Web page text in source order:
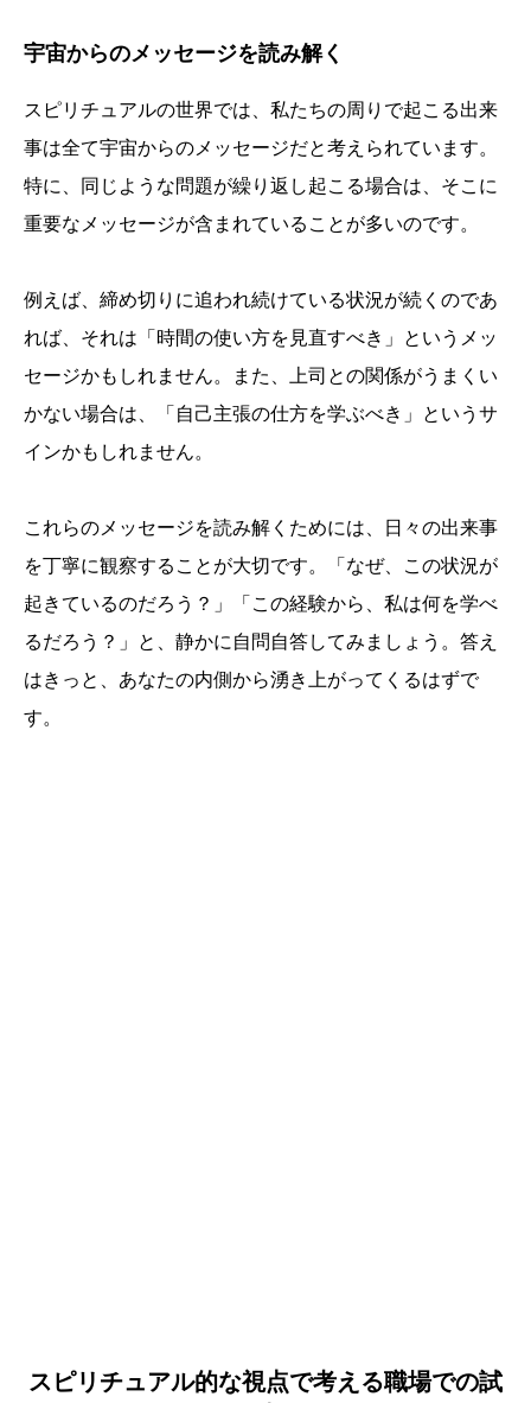
宇宙からのメッセージを読み解く
スピリチュアルの世界では、私たちの周りで起こる出来
事は全て宇宙からのメッセージだと考えられています。
特に、同じような問題が繰り返し起こる場合は、そこに
重要なメッセージが含まれていることが多いのです。
例えば、締め切りに追われ続けている状況が続くのであ
れば、それは「時間の使い方を見直すべき」というメッ
セージかもしれません。また、上司との関係がうまくい
かない場合は、「自己主張の仕方を学ぶべき」というサ
インかもしれません。
これらのメッセージを読み解くためには、日々の出来事
を丁寧に観察することが大切です。「なぜ、この状況が
起きているのだろう？」「この経験から、私は何を学べ
るだろう？」と、静かに自問自答してみましょう。答え
はきっと、あなたの内側から湧き上がってくるはずで
す。
スピリチュアル的な視点で考える職場での試